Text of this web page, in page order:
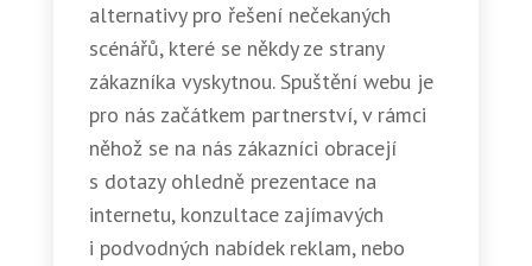
alternativy pro řešení nečekaných
scénářů, které se někdy ze strany
zákazníka vyskytnou. Spuštění webu je
pro nás začátkem partnerství, v rámci
něhož se na nás zákazníci obracejí
s dotazy ohledně prezentace na
internetu, konzultace zajímavých
i podvodných nabídek reklam, nebo